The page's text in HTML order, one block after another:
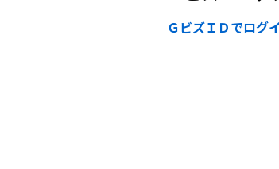
ＧビズＩＤでログ